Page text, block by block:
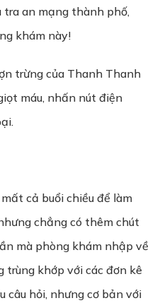
tra an mạng thành phố,
khám này!
trừng của Thanh Thanh
máu, nhấn nút điện
cả buổi chiều để làm
chẳng có thêm chút
mà phòng khám nhập về
trùng khớp với các đơn kê
câu hỏi, nhưng cơ bản với